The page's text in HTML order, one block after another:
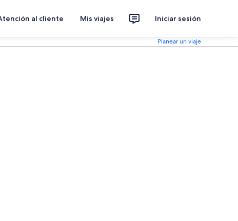
al cliente Mis viajes Iniciar sesión
Planear un viaje